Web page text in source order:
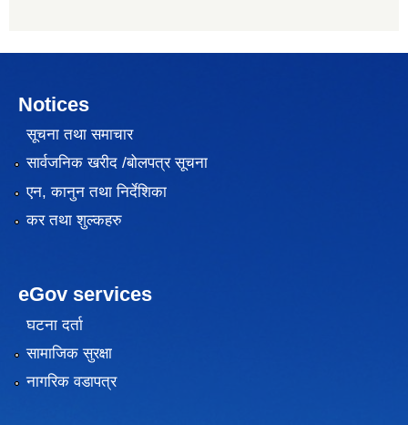
Notices
सूचना तथा समाचार
सार्वजनिक खरीद /बोलपत्र सूचना
एन, कानुन तथा निर्देशिका
कर तथा शुल्कहरु
eGov services
घटना दर्ता
सामाजिक सुरक्षा
नागरिक वडापत्र